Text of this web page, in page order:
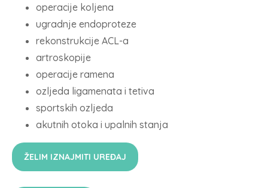
operacije koljena
ugradnje endoproteze
rekonstrukcije ACL-a
artroskopije
operacije ramena
ozljeda ligamenata i tetiva
sportskih ozljeda
akutnih otoka i upalnih stanja
ŽELIM IZNAJMITI UREĐAJ